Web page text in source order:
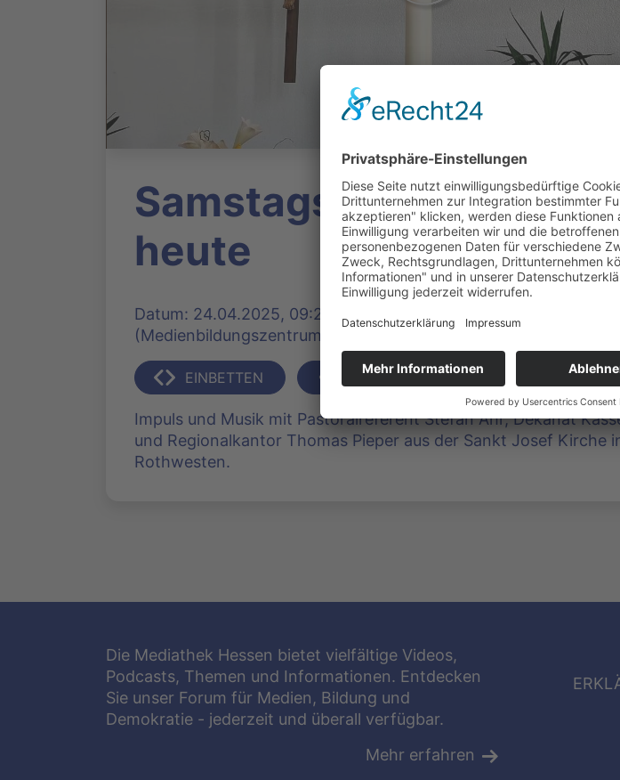
Samstags 17 - Emmaus
heute
Datum: 24.04.2025, 09:24 Uhr | Produziert: Stefan Ahr
(Medienbildungszentrum Nord) | 3123 Klicks
EINBETTEN TEILEN
Impuls und Musik mit Pastoralreferent Stefan Ahr, Dekanat
und Regionalkantor Thomas Pieper aus der Sankt Josef Kirche
Rothwesten.
Die Mediathek Hessen bietet vielfältige Videos,
Podcasts, Themen und Informationen. Entdecken
Sie unser Forum für Medien, Bildung und
Demokratie - jederzeit und überall verfügbar.
Mehr erfahren